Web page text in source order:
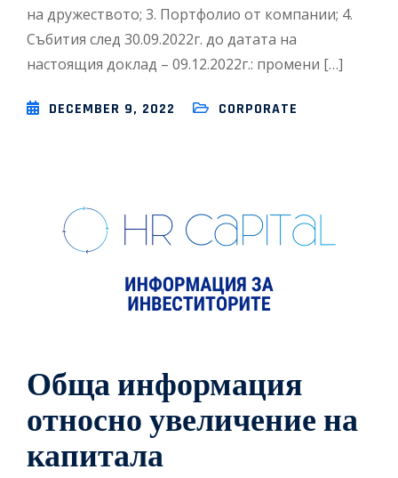
на дружеството; 3. Портфолио от компании; 4.
Събития след 30.09.2022г. до датата на
настоящия доклад – 09.12.2022г.: промени […]
DECEMBER 9, 2022 CORPORATE
Обща информация
относно увеличение на
капитала